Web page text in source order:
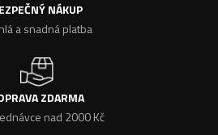
NÁKUP
a snadná platba
ZDARMA
nad 2000 Kč